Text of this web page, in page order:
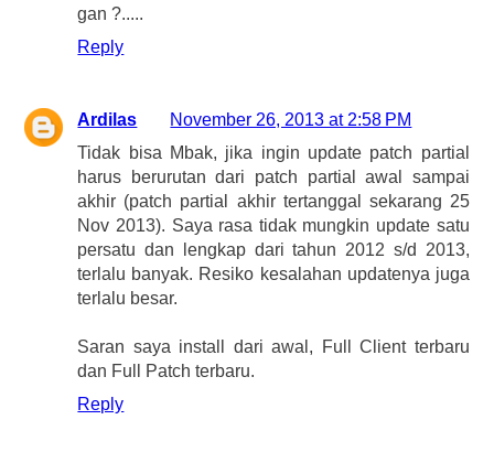
gan ?.....
Reply
Ardilas
November 26, 2013 at 2:58 PM
Tidak bisa Mbak, jika ingin update patch partial
harus berurutan dari patch partial awal sampai
akhir (patch partial akhir tertanggal sekarang 25
Nov 2013). Saya rasa tidak mungkin update satu
persatu dan lengkap dari tahun 2012 s/d 2013,
terlalu banyak. Resiko kesalahan updatenya juga
terlalu besar.
Saran saya install dari awal, Full Client terbaru
dan Full Patch terbaru.
Reply